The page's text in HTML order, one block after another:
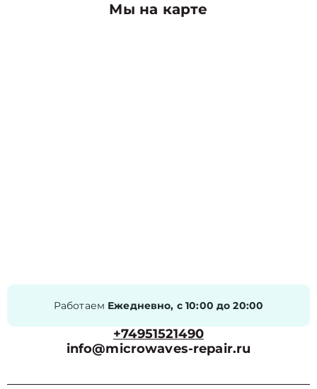
Мы на карте
Работаем Ежедневно, с 10:00 до 20:00
+74951521490
info@microwaves-repair.ru